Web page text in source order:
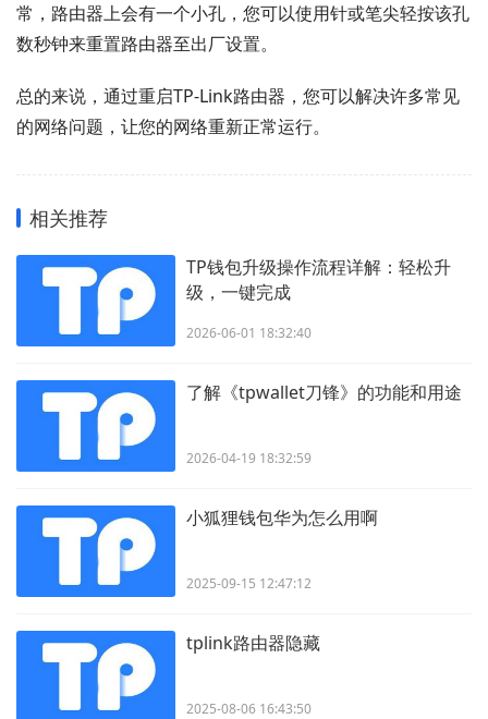
常，路由器上会有一个小孔，您可以使用针或笔尖轻按该孔
数秒钟来重置路由器至出厂设置。
总的来说，通过重启TP-Link路由器，您可以解决许多常见
的网络问题，让您的网络重新正常运行。
相关推荐
TP钱包升级操作流程详解：轻松升
级，一键完成
2026-06-01 18:32:40
了解《tpwallet刀锋》的功能和用途
2026-04-19 18:32:59
小狐狸钱包华为怎么用啊
2025-09-15 12:47:12
tplink路由器隐藏
2025-08-06 16:43:50